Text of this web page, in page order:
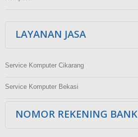
LAYANAN JASA
Service Komputer Cikarang
Service Komputer Bekasi
NOMOR REKENING BANK